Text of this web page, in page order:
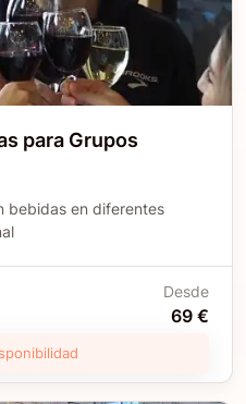
para Grupos
bebidas en diferentes
Desde
69 €